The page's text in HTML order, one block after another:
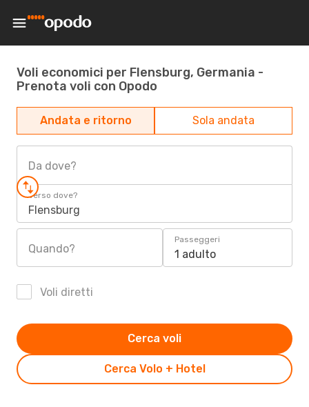
Voli economici per Flensburg, Germania -
Prenota voli con Opodo
Andata e ritorno Sola andata
Da dove?
Verso dove?
Flensburg
Quando?
Passeggeri
1 adulto
Voli diretti
Cerca Volo + Hotel
Cerca voli